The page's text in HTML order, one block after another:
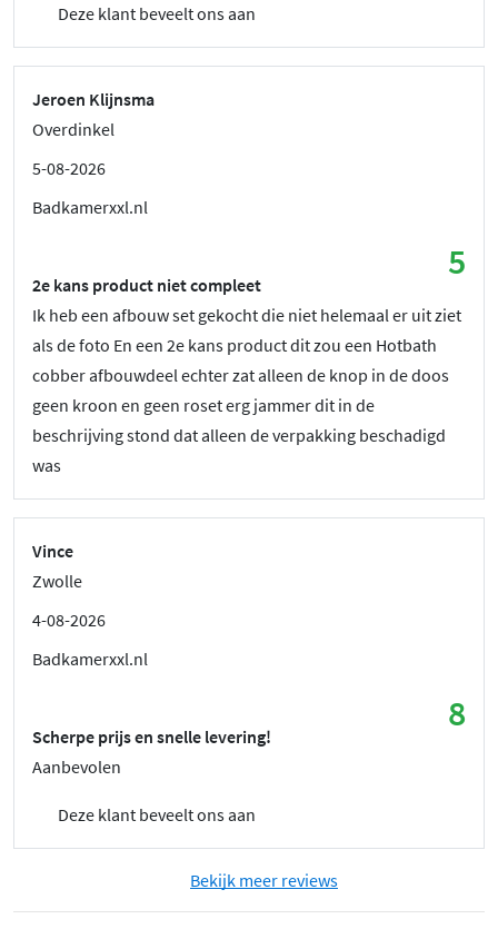
Deze klant beveelt ons aan
Jeroen Klijnsma
Overdinkel
5-08-2026
Badkamerxxl.nl
5
2e kans product niet compleet
Ik heb een afbouw set gekocht die niet helemaal er uit ziet
als de foto En een 2e kans product dit zou een Hotbath
cobber afbouwdeel echter zat alleen de knop in de doos
geen kroon en geen roset erg jammer dit in de
beschrijving stond dat alleen de verpakking beschadigd
was
Vince
Zwolle
4-08-2026
Badkamerxxl.nl
8
Scherpe prijs en snelle levering!
Aanbevolen
Deze klant beveelt ons aan
Bekijk meer reviews